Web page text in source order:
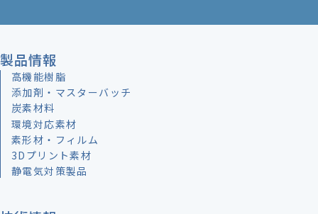
製品情報
高機能樹脂
添加剤・マスターバッチ
炭素材料
環境対応素材
素形材・フィルム
3Dプリント素材
静電気対策製品